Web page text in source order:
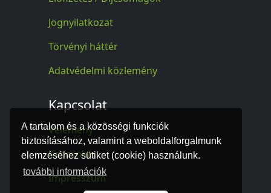
A tartalom és a közösségi funkciók
biztosításához, valamint a weboldalforgalmunk
elemzéséhez sütiket (cookie) használunk.
további információk
Jognyilatkozat
Törvényi háttér
Adatvédelmi közlemény
Kapcsolat
Vélemény
Kapcsolat
Impresszum